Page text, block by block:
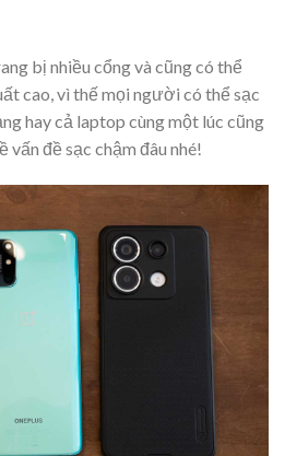
bị nhiều cổng và cũng có thể
cao, vì thế mọi người có thể sạc
hay cả laptop cùng một lúc cũng
vấn đề sạc chậm đâu nhé!